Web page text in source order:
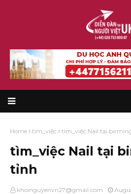
Home tìm_việc tìm_việc Nail tại
tìm_việc Nail tại
tỉnh
khoinguyenvn27@gmail.com